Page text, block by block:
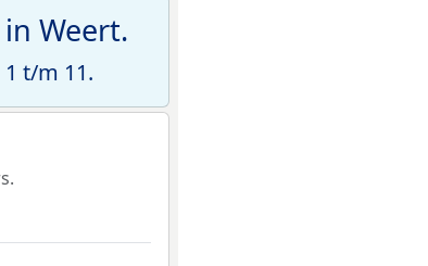
Weert.
t/m 11.